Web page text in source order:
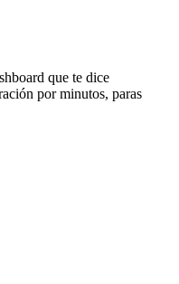
que te dice
por minutos, paras